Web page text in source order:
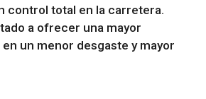
control total en la carretera.
a ofrecer una mayor
un menor desgaste y mayor